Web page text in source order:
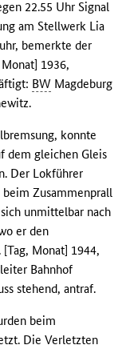
22.55 Uhr Signal
am Stellwerk Lia
bemerkte der
1936,
BW Magdeburg
konnte
dem gleichen Gleis
Der Lokführer
Zusammenprall
unmittelbar nach
er den
Monat] 1944,
Bahnhof
stehend, antraf.
beim
Die Verletzten